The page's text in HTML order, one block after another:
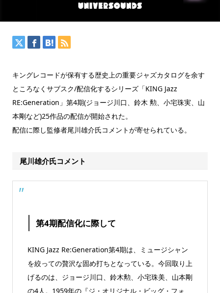
キングレコードが保有する歴史上の重要ジャズカタログを余す
ところなくサブスク/配信化するシリーズ「KING Jazz
RE:Generation」第4期(ジョージ川口、鈴木 勲、小宅珠実、山
本剛など)25作品の配信が開始された。
配信に際し監修者尾川雄介氏コメントが寄せられている。
尾川雄介氏コメント
第4期配信化に際して
KING Jazz Re:Generation第4期は、ミュージシャン
を絞っての贅沢な固め打ちとなっている。今回取り上
げるのは、ジョージ川口、鈴木勲、小宅珠美、山本剛
の4人。1959年の『ジ・オリジナル・ビッグ・フォ